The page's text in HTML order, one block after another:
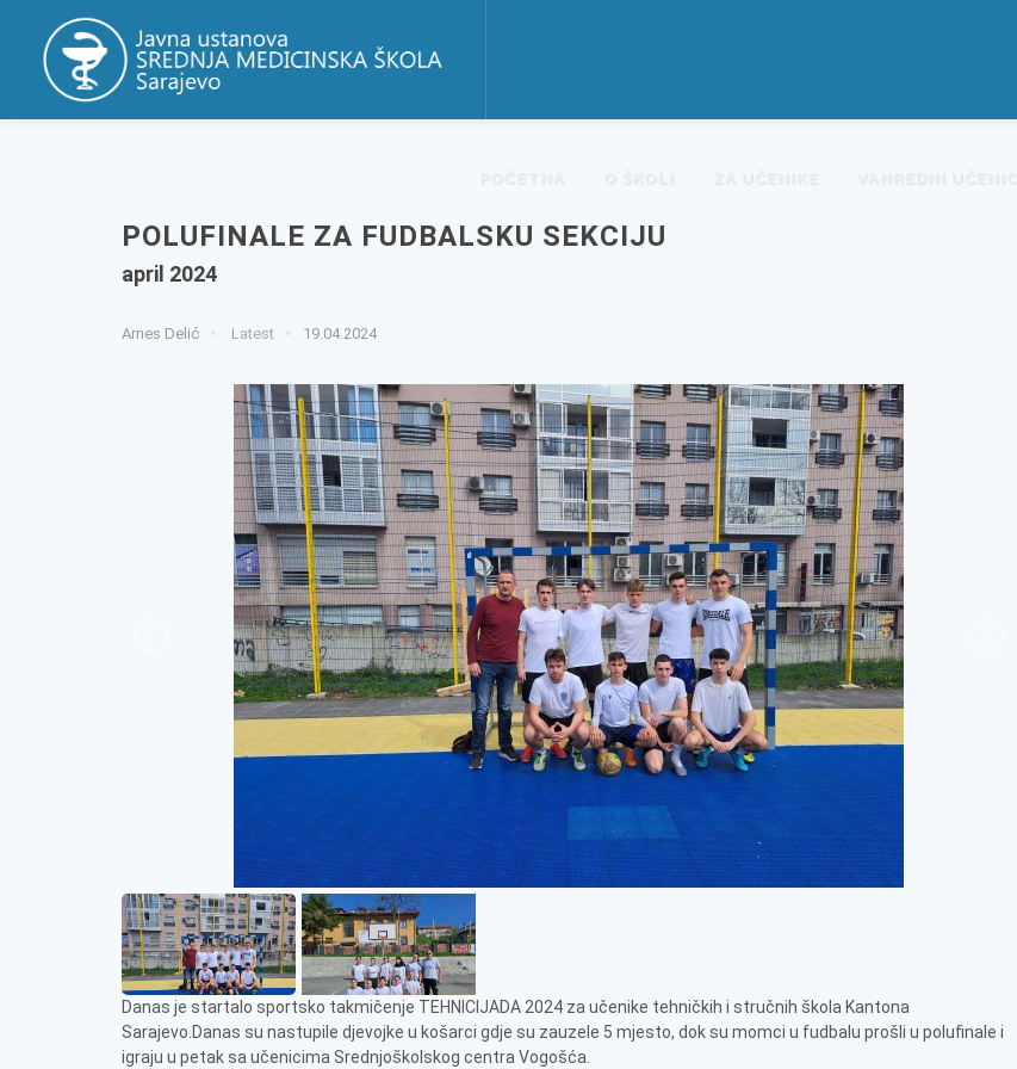
POČETNA O ŠKOLI ZA UČENIKE VANREDNI UČENICI
POLUFINALE ZA FUDBALSKU SEKCIJU
april 2024
Arnes Delić Latest 19.04.2024
Danas je startalo sportsko takmičenje TEHNICIJADA 2024 za učenike tehničkih i stručnih škola Kantona
Sarajevo.Danas su nastupile djevojke u košarci gdje su zauzele 5 mjesto, dok su momci u fudbalu prošli u polufinale i
igraju u petak sa učenicima Srednjoškolskog centra Vogošća.